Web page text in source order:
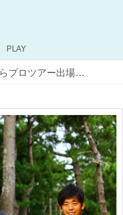
PLAY
優勝したらプロツアー出場！「Road to マイナビABC」今年の読者NO.1は21歳の森山錬選手